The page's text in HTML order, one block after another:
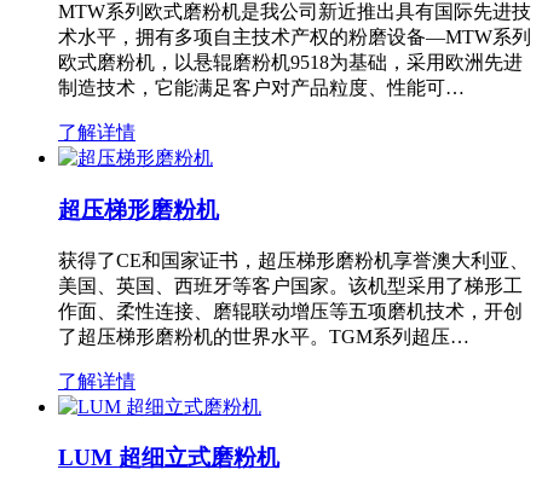
MTW系列欧式磨粉机是我公司新近推出具有国际先进技
术水平，拥有多项自主技术产权的粉磨设备—MTW系列
欧式磨粉机，以悬辊磨粉机9518为基础，采用欧洲先进
制造技术，它能满足客户对产品粒度、性能可…
了解详情
超压梯形磨粉机
获得了CE和国家证书，超压梯形磨粉机享誉澳大利亚、
美国、英国、西班牙等客户国家。该机型采用了梯形工
作面、柔性连接、磨辊联动增压等五项磨机技术，开创
了超压梯形磨粉机的世界水平。TGM系列超压…
了解详情
LUM 超细立式磨粉机